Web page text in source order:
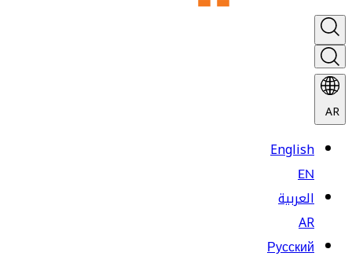
AR
English
EN
العربية
AR
Русский